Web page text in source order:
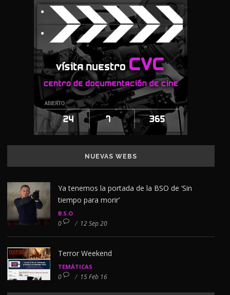
NUEVAS WEBS
Ya tenemos la portada de la BSO de ‘Sin
tiempo para morir’
B.S.O
0 / 12 Sep 20
Terror Weekend
TEMÁTICAS
0 / 15 Feb 16